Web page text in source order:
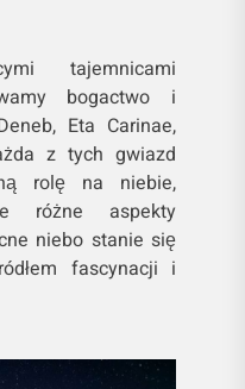
tajemnicami
bogactwo i
Eta Carinae,
z tych gwiazd
rolę na niebie,
różne aspekty
niebo stanie się
fascynacji i